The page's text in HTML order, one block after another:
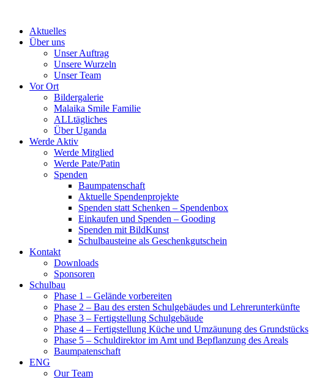
contentAktuelles
Über uns
Unser Auftrag
Unsere Wurzeln
Unser Team
Vor Ort
Bildergalerie
Malaika Smile Familie
ALLtägliches
Über Uganda
Werde Aktiv
Werde Mitglied
Werde Pate/Patin
Spenden
Baumpatenschaft
Aktuelle Spendenprojekte
Spenden statt Schenken – Spendenbox
Einkaufen und Spenden – Gooding
Spenden mit BildKunst
Schulbausteine als Geschenkgutschein
Kontakt
Downloads
Sponsoren
Schulbau
Phase 1 – Gelände vorbereiten
Phase 2 – Bau des ersten Schulgebäudes und Lehrerunterkünfte
Phase 3 – Fertigstellung Schulgebäude
Phase 4 – Fertigstellung Küche und Umzäunung des Grundstücks
Phase 5 – Schuldirektor im Amt und Bepflanzung des Areals
Baumpatenschaft
ENG
Our Team